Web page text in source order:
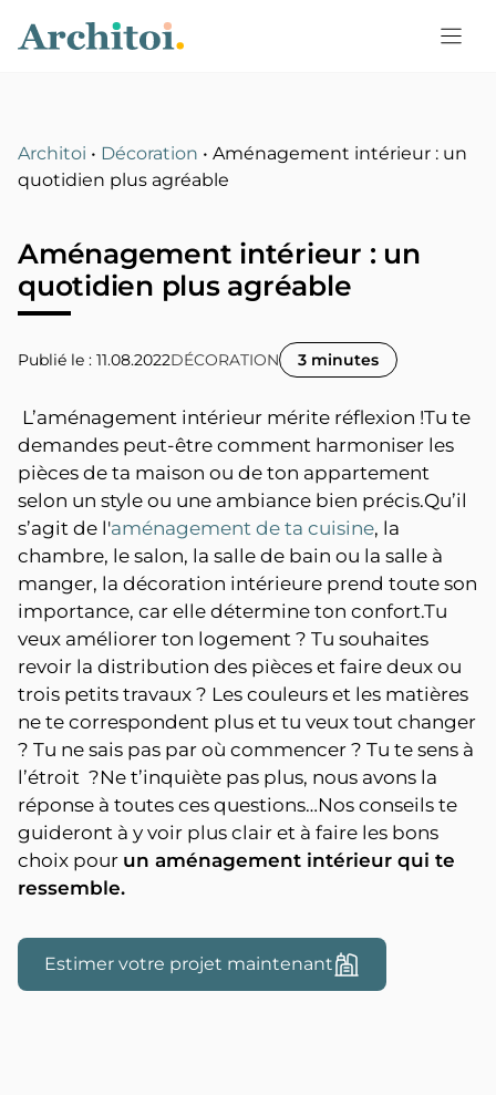
Architoi • Décoration •Aménagement intérieur : un
quotidien plus agréable
Aménagement intérieur : un
quotidien plus agréable
Publié le : 11.08.2022DÉCORATION 3 minutes
L’aménagement intérieur mérite réflexion !Tu te
demandes peut-être comment harmoniser les
pièces de ta maison ou de ton appartement
selon un style ou une ambiance bien précis.Qu’il
s’agit de l'aménagement de ta cuisine, la
chambre, le salon, la salle de bain ou la salle à
manger, la décoration intérieure prend toute son
importance, car elle détermine ton confort.Tu
veux améliorer ton logement ? Tu souhaites
revoir la distribution des pièces et faire deux ou
trois petits travaux ? Les couleurs et les matières
ne te correspondent plus et tu veux tout changer
? Tu ne sais pas par où commencer ? Tu te sens à
l’étroit ?Ne t’inquiète pas plus, nous avons la
réponse à toutes ces questions…Nos conseils te
guideront à y voir plus clair et à faire les bons
choix pour un aménagement intérieur qui te
ressemble.
Estimer votre projet maintenant